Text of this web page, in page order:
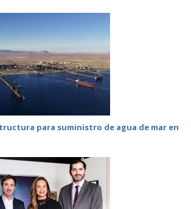
para suministro de agua de mar en